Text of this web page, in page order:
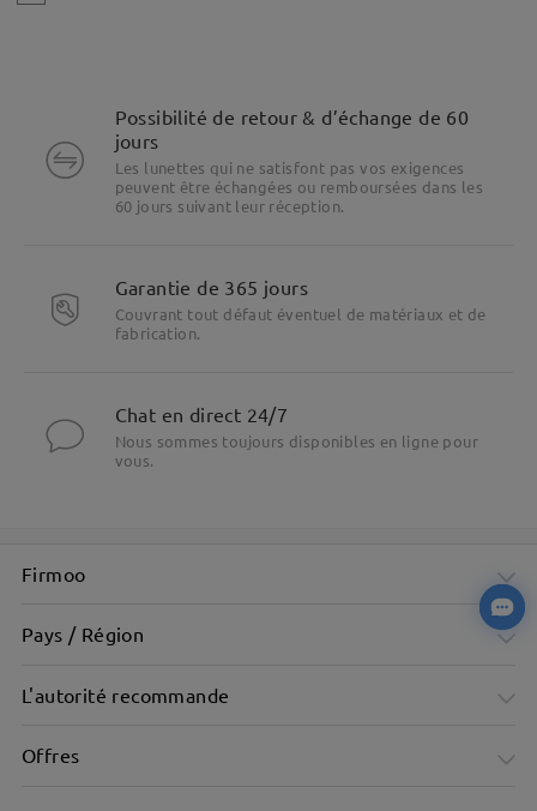
Possibilité de retour & d’échange de 60
jours
Les lunettes qui ne satisfont pas vos exigences
peuvent être échangées ou remboursées dans les
60 jours suivant leur réception.
Garantie de 365 jours
Couvrant tout défaut éventuel de matériaux et de
fabrication.
Chat en direct 24/7
Nous sommes toujours disponibles en ligne pour
vous.
Firmoo
Pays / Région
L'autorité recommande
Offres